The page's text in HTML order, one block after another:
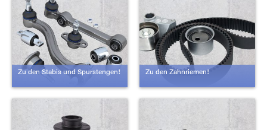
Zu den Stabis und Spurstengen! Zu den Zahnriemen!